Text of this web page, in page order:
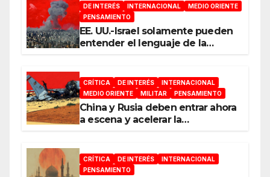
DE INTERÉS INTERNACIONAL
MEDIO ORIENTE
PENSAMIENTO
EE. UU.-Israel solamente pueden
entender el lenguaje de la
CRÍTICA DE INTERÉS
INTERNACIONAL
MEDIO ORIENTE
MILITAR PENSAMIENTO
China y Rusia deben entrar ahora
a escena y acelerar la
CRÍTICA DE INTERÉS
INTERNACIONAL
PENSAMIENTO